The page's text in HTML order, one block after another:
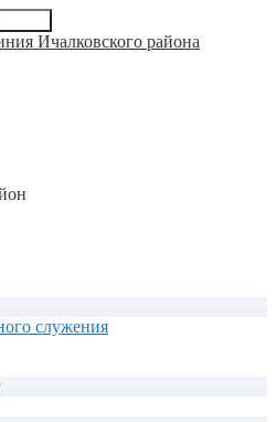
Ичалковского района
служения